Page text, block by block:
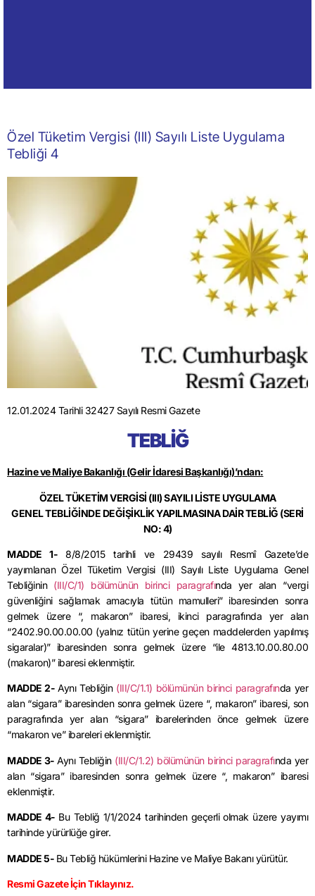
Özel Tüketim Vergisi (III) Sayılı Liste Uygulama
Tebliği 4
12.01.2024 Tarihli 32427 Sayılı Resmi Gazete
TEBLİĞ
Hazine ve Maliye Bakanlığı (Gelir İdaresi Başkanlığı)’ndan:
ÖZEL TÜKETİM VERGİSİ (III) SAYILI LİSTE UYGULAMA
GENELTEBLİĞİNDE DEĞİŞİKLİK YAPILMASINA DAİR TEBLİĞ (SERİ
NO: 4)
MADDE 1-8/8/2015tarihli ve 29439 sayılı Resmî Gazete’de
yayımlanan Özel Tüketim Vergisi (III) Sayılı Liste Uygulama Genel
Tebliğinin (III/C/1) bölümünün birinci paragrafında yer alan “vergi
güvenliğini sağlamak amacıyla tütün mamulleri” ibaresinden sonra
gelmek üzere “, makaron” ibaresi, ikinci paragrafında yer alan
“2402.90.00.00.00 (yalnız tütün yerine geçen maddelerden yapılmış
sigaralar)” ibaresinden sonra gelmek üzere “ile 4813.10.00.80.00
(makaron)” ibaresi eklenmiştir.
MADDE 2-Aynı Tebliğin (III/C/1.1) bölümünün birinci paragrafında yer
alan “sigara” ibaresinden sonra gelmek üzere “, makaron” ibaresi, son
paragrafında yer alan “sigara” ibarelerinden önce gelmek üzere
“makaronve” ibareleri eklenmiştir.
MADDE 3-Aynı Tebliğin (III/C/1.2) bölümünün birinci paragrafında yer
alan “sigara” ibaresinden sonra gelmek üzere “, makaron” ibaresi
eklenmiştir.
MADDE 4- Bu Tebliğ 1/1/2024tarihinden geçerli olmak üzere yayımı
tarihinde yürürlüğe girer.
MADDE 5- Bu Tebliğ hükümlerini Hazine ve Maliye Bakanı yürütür.
Resmi Gazete İçin Tıklayınız.